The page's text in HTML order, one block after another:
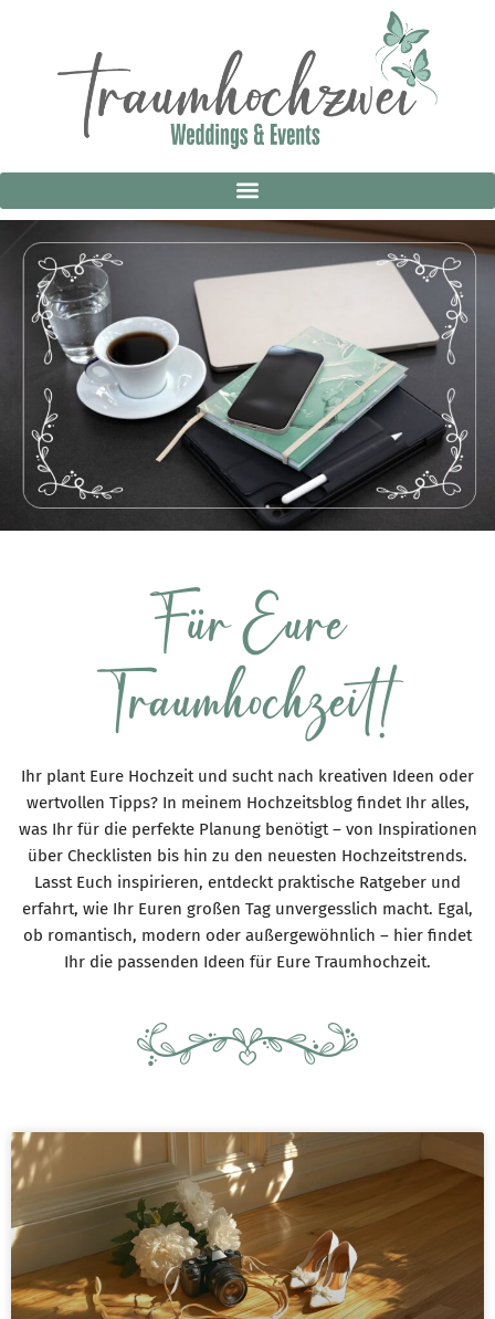
Für Eure
Traumhochzeit!
Ihr plant Eure Hochzeit und sucht nach kreativen Ideen oder
wertvollen Tipps? In meinem Hochzeitsblog findet Ihr alles,
was Ihr für die perfekte Planung benötigt – von Inspirationen
über Checklisten bis hin zu den neuesten Hochzeitstrends.
Lasst Euch inspirieren, entdeckt praktische Ratgeber und
erfahrt, wie Ihr Euren großen Tag unvergesslich macht. Egal,
ob romantisch, modern oder außergewöhnlich – hier findet
Ihr die passenden Ideen für Eure Traumhochzeit.